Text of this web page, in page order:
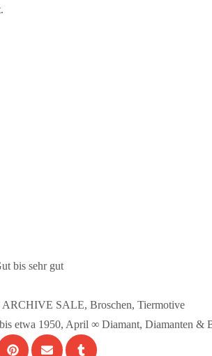
bis sehr gut
ARCHIVE SALE, Broschen, Tiermotive
etwa 1950, April ∞ Diamant, Diamanten &